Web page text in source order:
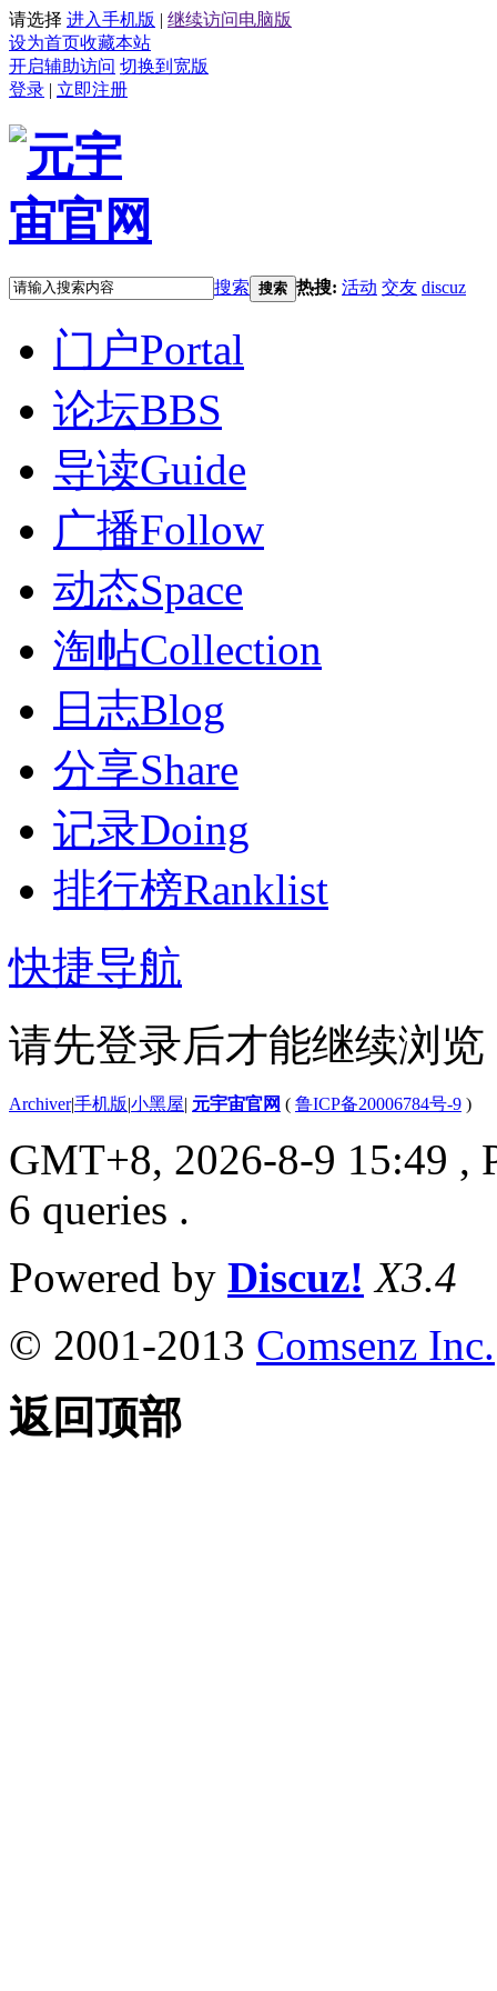
请选择 进入手机版 | 继续访问电脑版
设为首页收藏本站
开启辅助访问 切换到宽版
登录 | 立即注册
搜索 搜索 热搜: 活动 交友 discuz
门户Portal
论坛BBS
导读Guide
广播Follow
动态Space
淘帖Collection
日志Blog
分享Share
记录Doing
排行榜Ranklist
快捷导航
请先登录后才能继续浏览
Archiver|手机版|小黑屋| 元宇宙官网 ( 鲁ICP备20006784号-9 )
GMT+8, 2026-8-9 15:49 ,
6 queries .
Powered by Discuz! X3.4
© 2001-2013 Comsenz Inc.
返回顶部